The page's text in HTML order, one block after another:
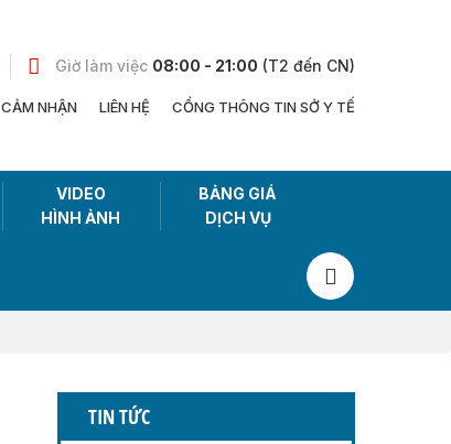
Giờ làm việc 08:00 - 21:00 (T2 đến CN)
CẢM NHẬN LIÊN HỆ CỔNG THÔNG TIN SỞ Y TẾ
VIDEO
HÌNH ẢNH
BẢNG GIÁ
DỊCH VỤ
TIN TỨC